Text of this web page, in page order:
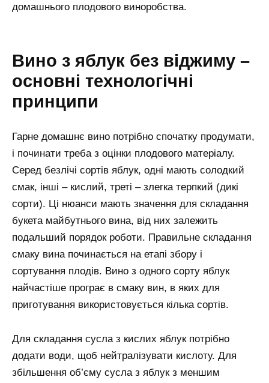
домашнього плодового виноробства.
Вино з яблук без віджиму –
основні технологічні
принципи
Гарне домашнє вино потрібно спочатку продумати,
і починати треба з оцінки плодового матеріалу.
Серед безлічі сортів яблук, одні мають солодкий
смак, інші – кислий, треті – злегка терпкий (дикі
сорти). Ці нюанси мають значення для складання
букета майбутнього вина, від них залежить
подальший порядок роботи. Правильне складання
смаку вина починається на етапі збору і
сортування плодів. Вино з одного сорту яблук
найчастіше програє в смаку вин, в яких для
приготування використовується кілька сортів.
Для складання сусла з кислих яблук потрібно
додати води, щоб нейтралізувати кислоту. Для
збільшення об’єму сусла з яблук з меншим